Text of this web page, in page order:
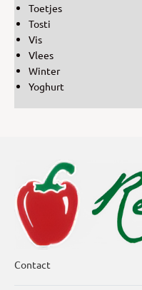
Toetjes
Tosti
Vis
Vlees
Winter
Yoghurt
Contact